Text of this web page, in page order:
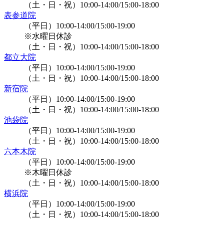
（土・日・祝）10:00-14:00/15:00-18:00
表参道院
（平日）10:00-14:00/15:00-19:00
※水曜日休診
（土・日・祝）10:00-14:00/15:00-18:00
都立大院
（平日）10:00-14:00/15:00-19:00
（土・日・祝）10:00-14:00/15:00-18:00
新宿院
（平日）10:00-14:00/15:00-19:00
（土・日・祝）10:00-14:00/15:00-18:00
池袋院
（平日）10:00-14:00/15:00-19:00
（土・日・祝）10:00-14:00/15:00-18:00
六本木院
（平日）10:00-14:00/15:00-19:00
※木曜日休診
（土・日・祝）10:00-14:00/15:00-18:00
横浜院
（平日）10:00-14:00/15:00-19:00
（土・日・祝）10:00-14:00/15:00-18:00